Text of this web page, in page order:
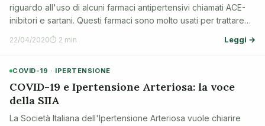
riguardo all'uso di alcuni farmaci antipertensivi chiamati ACE-
inibitori e sartani. Questi farmaci sono molto usati per trattare
l'ipertensione e altre malattie cardiache. È importante capire se
questi f…
22/04/2020⏱ 2 min Leggi →
COVID-19 · IPERTENSIONE
COVID-19 e Ipertensione Arteriosa: la voce
della SIIA
La Società Italiana dell'Ipertensione Arteriosa vuole chiarire